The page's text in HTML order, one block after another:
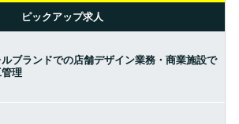
ピックアップ求人
ブランドでの店舗デザイン業務・商業施設で
理